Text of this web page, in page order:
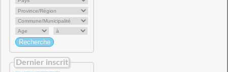
Dernier inscrit